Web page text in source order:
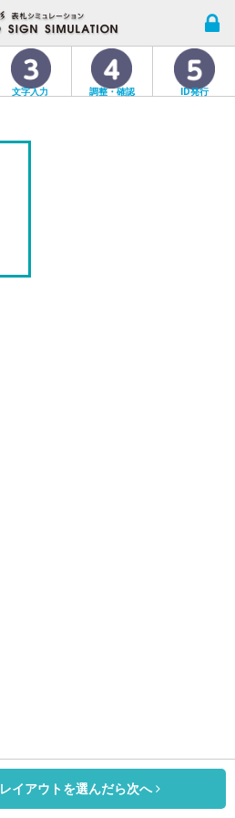
文字入力 調整・確認 ID発行
レイアウトを選んだら次へ